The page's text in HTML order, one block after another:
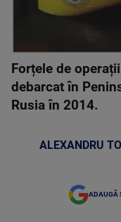
Forțele de
debarcat în
Rusia în 2014.
ALEXANDRU
ADAUGĂ